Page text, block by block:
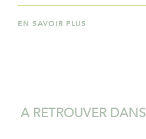
EN SAVOIR PLUS
A RETROUVER